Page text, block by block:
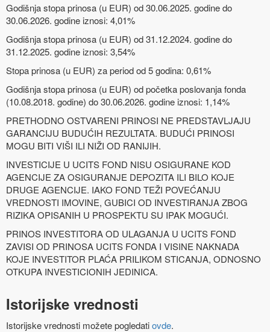
Godišnja stopa prinosa (u EUR) od 30.06.2025. godine do
30.06.2026. godine iznosi: 4,01%
Godišnja stopa prinosa (u EUR) od 31.12.2024. godine do
31.12.2025. godine iznosi: 3,54%
Stopa prinosa (u EUR) za period od 5 godina: 0,61%
Godišnja stopa prinosa (u EUR) od početka poslovanja fonda
(10.08.2018. godine) do 30.06.2026. godine iznosi: 1,14%
PRETHODNO OSTVARENI PRINOSI NE PREDSTAVLJAJU
GARANCIJU BUDUĆIH REZULTATA. BUDUĆI PRINOSI
MOGU BITI VIŠI ILI NIŽI OD RANIJIH.
INVESTICIJE U UCITS FOND NISU OSIGURANE KOD
AGENCIJE ZA OSIGURANJE DEPOZITA ILI BILO KOJE
DRUGE AGENCIJE. IAKO FOND TEŽI POVEĆANJU
VREDNOSTI IMOVINE, GUBICI OD INVESTIRANJA ZBOG
RIZIKA OPISANIH U PROSPEKTU SU IPAK MOGUĆI.
PRINOS INVESTITORA OD ULAGANJA U UCITS FOND
ZAVISI OD PRINOSA UCITS FONDA I VISINE NAKNADA
KOJE INVESTITOR PLAĆA PRILIKOM STICANJA, ODNOSNO
OTKUPA INVESTICIONIH JEDINICA.
Istorijske vrednosti
Istorijske vrednosti možete pogledatiovde.